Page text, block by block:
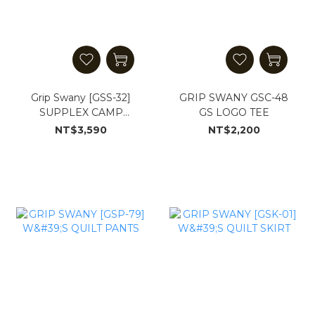
Grip Swany [GSS-32]
SUPPLEX CAMP
SHIRT3.0
NT$3,590
GRIP SWANY GSC-48
GS LOGO TEE
NT$2,200